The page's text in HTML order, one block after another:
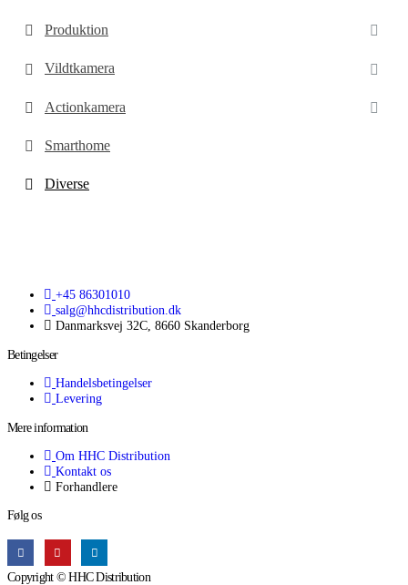
Produktion
Vildtkamera
Actionkamera
Smarthome
Diverse
+45 86301010
salg@hhcdistribution.dk
Danmarksvej 32C, 8660 Skanderborg
Betingelser
Handelsbetingelser
Levering
Mere information
Om HHC Distribution
Kontakt os
Forhandlere
Følg os
Copyright © HHC Distribution